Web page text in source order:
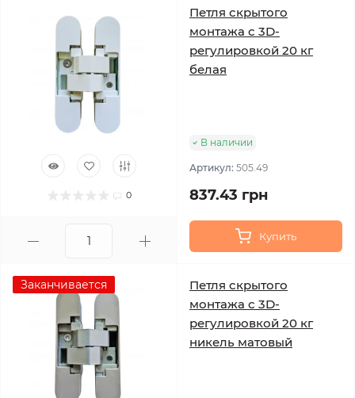
0
Петля скрытого
монтажа с 3D-
регулировкой 20 кг
белая
В наличии
Артикул: 505.49
837.43 грн
Купить
Заканчивается
Петля скрытого
монтажа с 3D-
регулировкой 20 кг
никель матовый